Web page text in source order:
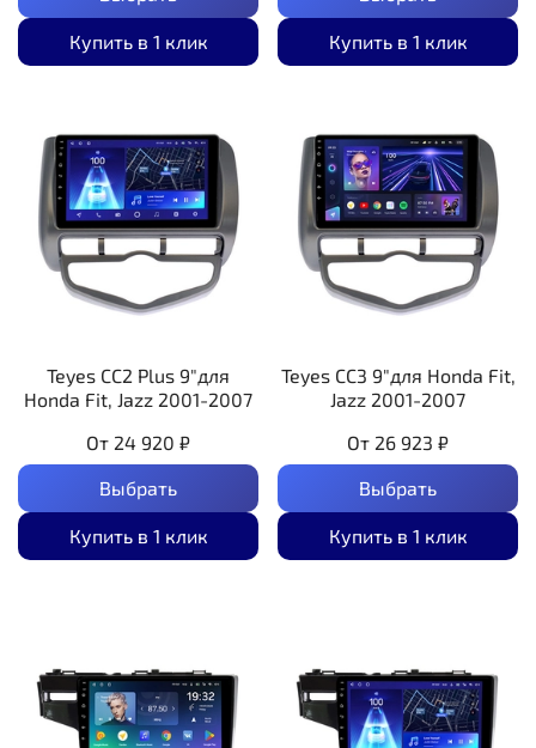
Купить в 1 клик Купить в 1 клик
Teyes CC2 Plus 9"для
Honda Fit, Jazz 2001-2007
От 24 920 ₽
Выбрать
Купить в 1 клик
Teyes CC3 9"для Honda Fit,
Jazz 2001-2007
От 26 923 ₽
Выбрать
Купить в 1 клик